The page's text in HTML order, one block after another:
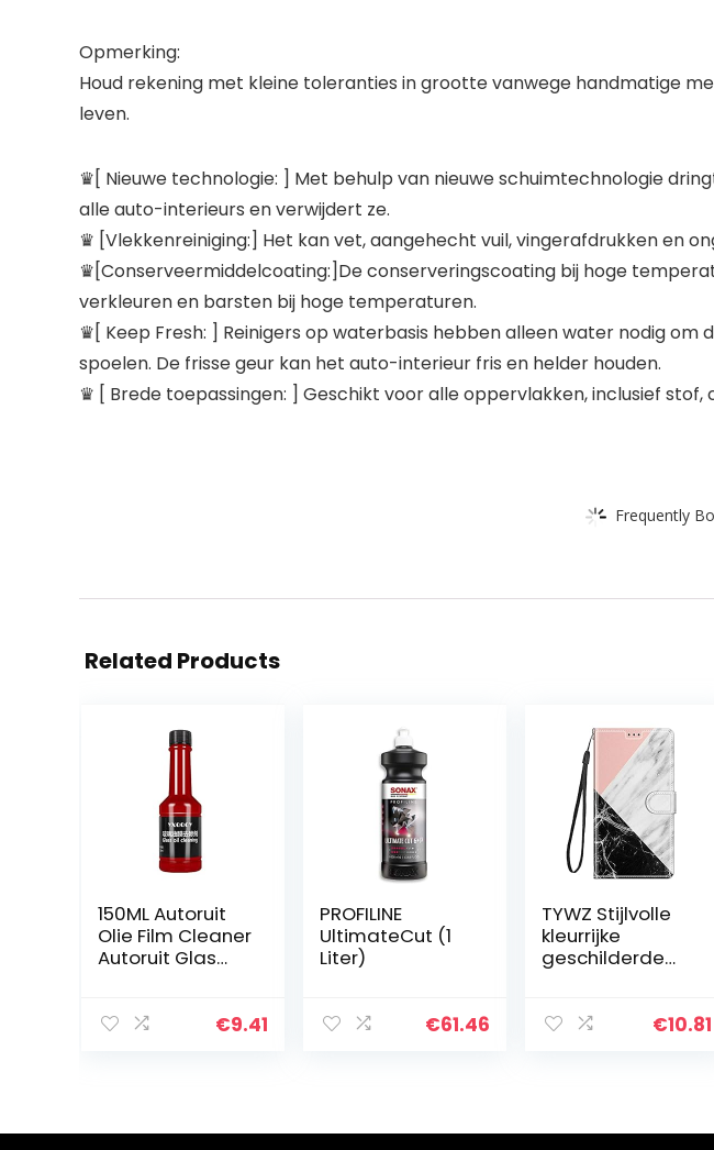
Opmerking:
Houd rekening met kleine toleranties in grootte vanwege handmatige
leven.
♛[ Nieuwe technologie: ] Met behulp van nieuwe schuimtechnologie
alle auto-interieurs en verwijdert ze.
♛ [Vlekkenreiniging:] Het kan vet, aangehecht vuil, vingerafdrukken en
♛[Conserveermiddelcoating:]De conserveringscoating bij hoge
verkleuren en barsten bij hoge temperaturen.
♛[ Keep Fresh: ] Reinigers op waterbasis hebben alleen water nodig
spoelen. De frisse geur kan het auto-interieur fris en helder houden.
♛ [ Brede toepassingen: ] Geschikt voor alle oppervlakken, inclusief
Frequently
Related Products
150ML Autoruit
Olie Film Cleaner
Autoruit Glas
Schone Olie Film
€9.41
PROFILINE
UltimateCut (1
Liter)
€61.46
TYWZ Stijlvolle
kleurrijke
geschilderde
Redmi Note 10
€10.81